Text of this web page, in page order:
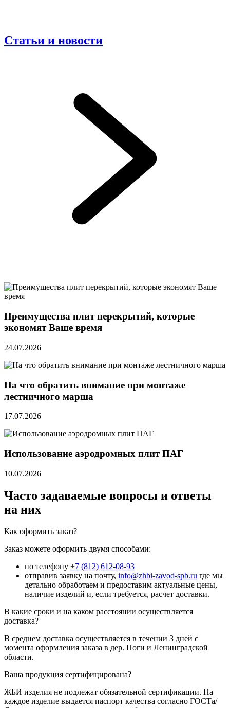
Статьи и новости
Преимущества плит перекрытий, которые
экономят Ваше время
24.07.2026
На что обратить внимание при монтаже
лестничного марша
17.07.2026
Использование аэродромных плит ПАГ
10.07.2026
Часто задаваемые вопросы и ответы
на них
Как оформить заказ?
Заказ можете оформить двумя способами:
по телефону +7 (812) 612-08-93
отправив заявку на почту, info@zhbi-zavod-spb.ru где мы
детально обработаем и предоставим актуальные цены,
наличие изделий и, если требуется, расчет доставки.
В какие сроки и на каком расстоянии осуществляется
доставка?
В среднем доставка осуществляется в течении 3 дней с
момента оформления заказа в дер. Поги и Ленинградской
области.
Ваша продукция сертифицирована?
ЖБИ изделия не подлежат обязательной сертификации. На
каждое изделие выдается паспорт качества согласно ГОСТа/